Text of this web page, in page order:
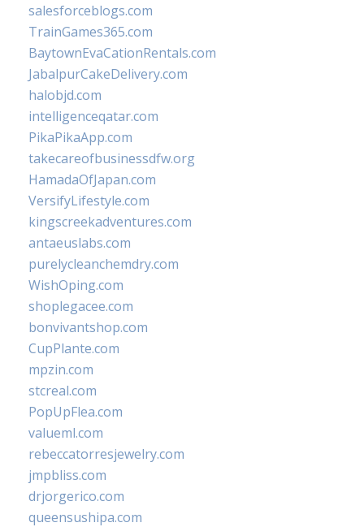
salesforceblogs.com
TrainGames365.com
BaytownEvaCationRentals.com
JabalpurCakeDelivery.com
halobjd.com
intelligenceqatar.com
PikaPikaApp.com
takecareofbusinessdfw.org
HamadaOfJapan.com
VersifyLifestyle.com
kingscreekadventures.com
antaeuslabs.com
purelycleanchemdry.com
WishOping.com
shoplegacee.com
bonvivantshop.com
CupPlante.com
mpzin.com
stcreal.com
PopUpFlea.com
valueml.com
rebeccatorresjewelry.com
jmpbliss.com
drjorgerico.com
queensushipa.com